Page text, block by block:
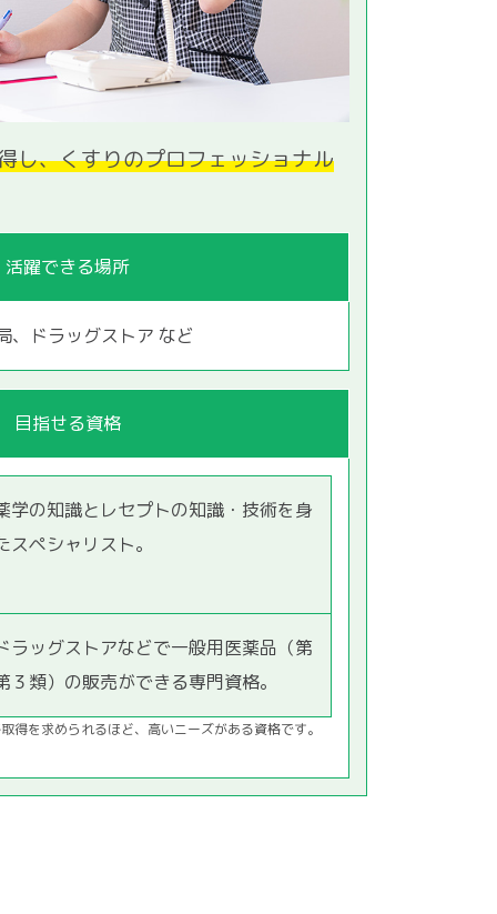
し、くすりのプロフェッショナル
活躍できる場所
、ドラッグストア など
目指せる資格
学の知識とレセプトの知識・技術を身
スペシャリスト。
ラッグストアなどで一般用医薬品（第
３類）の販売ができる専門資格。
得を求められるほど、高いニーズがある資格です。